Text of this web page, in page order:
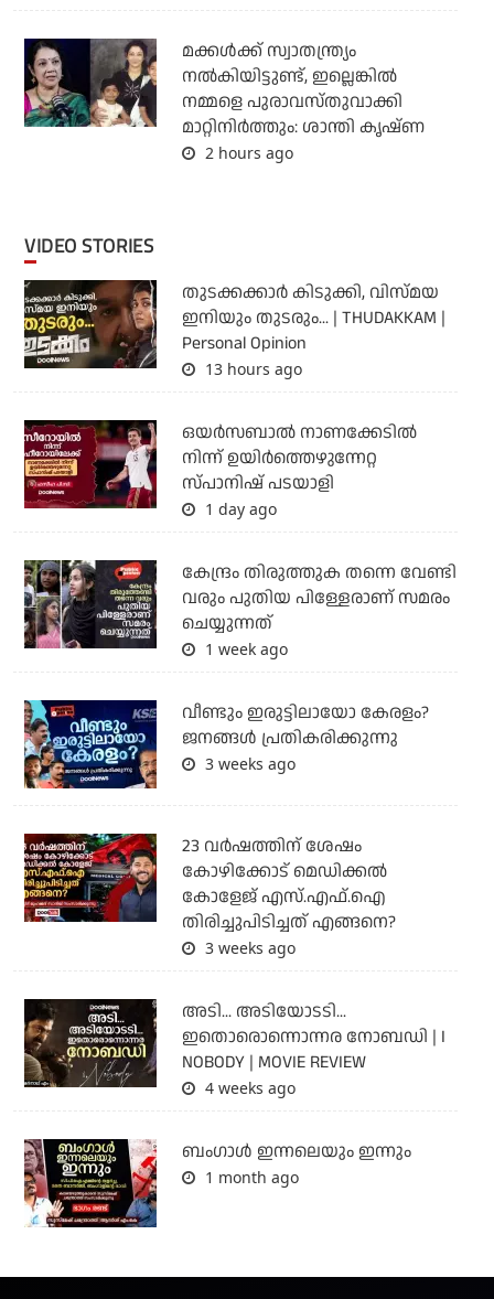
മക്കൾക്ക് സ്വാതന്ത്ര്യം
നൽകിയിട്ടുണ്ട്, ഇല്ലെങ്കിൽ
നമ്മളെ പുരാവസ്തുവാക്കി
മാറ്റിനിർത്തും: ശാന്തി കൃഷ്ണ
2 hours ago
VIDEO STORIES
തുടക്കക്കാര്‍ കിടുക്കി, വിസ്മയ
ഇനിയും തുടരും... | THUDAKKAM |
Personal Opinion
13 hours ago
ഒയര്‍സബാൽ നാണക്കേടിൽ
നിന്ന് ഉയിർത്തെഴുന്നേറ്റ
സ്പാനിഷ് പടയാളി
1 day ago
കേന്ദ്രം തിരുത്തുക തന്നെ വേണ്ടി
വരും പുതിയ പിള്ളേരാണ് സമരം
ചെയ്യുന്നത്
1 week ago
വീണ്ടും ഇരുട്ടിലായോ കേരളം?
ജനങ്ങൾ പ്രതികരിക്കുന്നു
3 weeks ago
23 വർഷത്തിന് ശേഷം
കോഴിക്കോട് മെഡിക്കൽ
കോളേജ് എസ്.എഫ്.ഐ
തിരിച്ചുപിടിച്ചത് എങ്ങനെ?
3 weeks ago
അടി... അടിയോടടി...
ഇതൊരൊന്നൊന്നര നോബഡി | I
NOBODY | MOVIE REVIEW
4 weeks ago
ബംഗാള്‍ ഇന്നലെയും ഇന്നും
1 month ago